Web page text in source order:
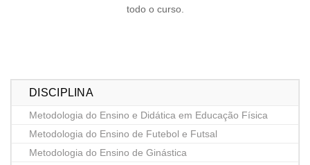
todo o curso.
DISCIPLINA
Metodologia do Ensino e Didática em Educação Física
Metodologia do Ensino de Futebol e Futsal
Metodologia do Ensino de Ginástica